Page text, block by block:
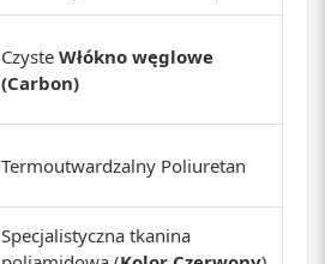
Czyste Włókno węglowe
(Carbon)
Termoutwardzalny Poliuretan
Specjalistyczna tkanina